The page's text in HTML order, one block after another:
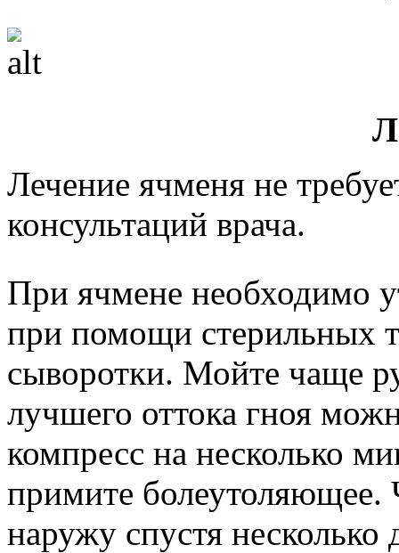
Лечение ячменя не
консультаций врача.
При ячмене необходимо
при помощи стерильных
сыворотки. Мойте чаще
лучшего оттока гноя
компресс на несколько
примите болеутоляющее.
наружу спустя несколько